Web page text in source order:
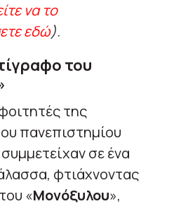
να το
εδώ).
του
της
πανεπιστημίου
σε ένα
φτιάχνοντας
«Μονόξυλου»,